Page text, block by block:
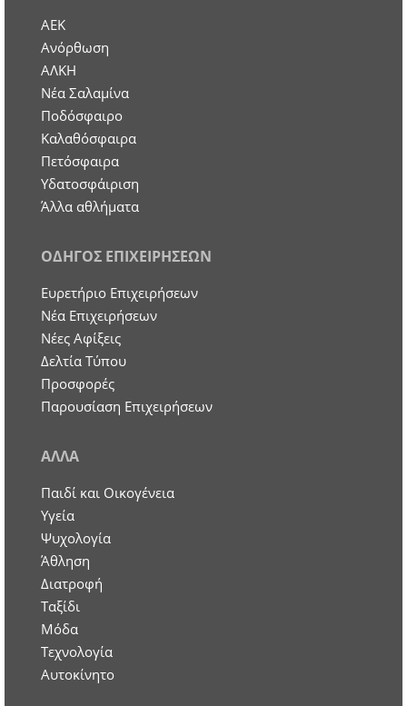
ΑΕΚ
Ανόρθωση
ΑΛΚΗ
Νέα Σαλαμίνα
Ποδόσφαιρο
Καλαθόσφαιρα
Πετόσφαιρα
Υδατοσφάιριση
Άλλα αθλήματα
ΟΔΗΓΟΣ ΕΠΙΧΕΙΡΗΣΕΩΝ
Ευρετήριο Επιχειρήσεων
Nέα Επιχειρήσεων
Νέες Αφίξεις
Δελτία Τύπου
Προσφορές
Παρουσίαση Επιχειρήσεων
ΑΛΛΑ
Παιδί και Οικογένεια
Υγεία
Ψυχολογία
Άθληση
Διατροφή
Ταξίδι
Μόδα
Τεχνολογία
Αυτοκίνητο